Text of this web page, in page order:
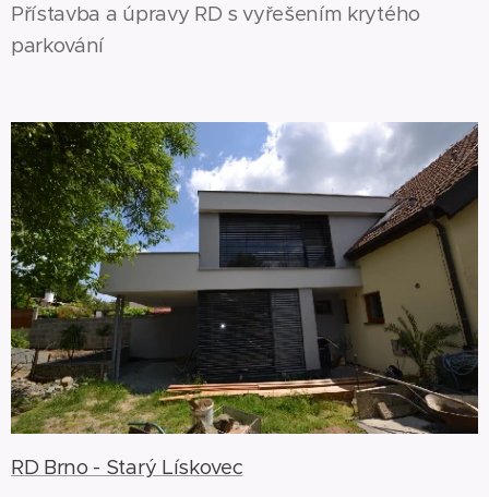
Přístavba a úpravy RD s vyřešením krytého
parkování
RD Brno - Starý Lískovec